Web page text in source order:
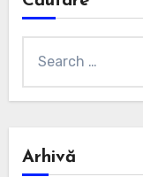
for:
Arhivă